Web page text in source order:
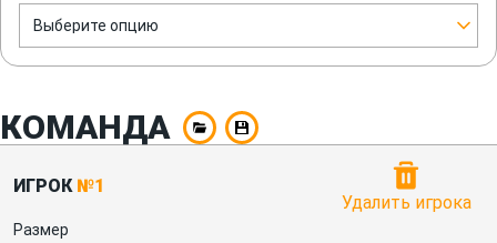
Выберите опцию
КОМАНДА
ИГРОК №1
Удалить игрока
Размер